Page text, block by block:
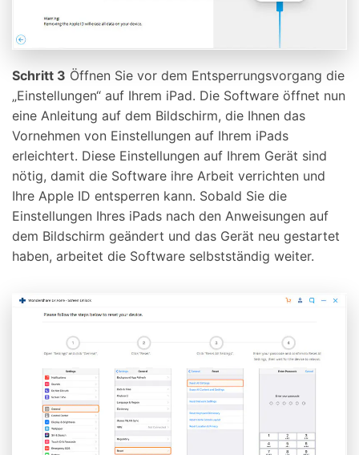
Schritt 3 Öffnen Sie vor dem Entsperrungsvorgang die
„Einstellungen“ auf Ihrem iPad. Die Software öffnet nun
eine Anleitung auf dem Bildschirm, die Ihnen das
Vornehmen von Einstellungen auf Ihrem iPads
erleichtert. Diese Einstellungen auf Ihrem Gerät sind
nötig, damit die Software ihre Arbeit verrichten und
Ihre Apple ID entsperren kann. Sobald Sie die
Einstellungen Ihres iPads nach den Anweisungen auf
dem Bildschirm geändert und das Gerät neu gestartet
haben, arbeitet die Software selbstständig weiter.